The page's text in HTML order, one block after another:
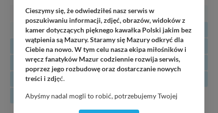
27 28 29 30 31
3
4 5 6 7 8
10
12 13 14 15
17
18 19 20 21 22
24
25
31
Cieszymy się, że odwiedziłeś nasz serwis w
poszukiwaniu informacji, zdjęć, obrazów, widoków z
kamer dotyczących pięknego kawałka Polski jakim bez
wątpienia są Mazury. Staramy się Mazury odkryć dla
Ciebie na nowo. W tym celu nasza ekipa miłośników i
wręcz fanatyków Mazur codziennie rozwija serwis,
poprzez jego rozbudowę oraz dostarczanie nowych
treści i zdjęć.
Abyśmy nadal mogli to robić, potrzebujemy Twojej